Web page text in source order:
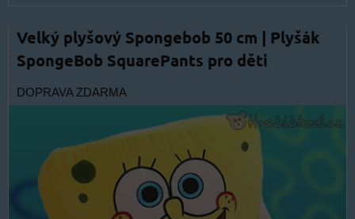
Velký plyšový Spongebob 50 cm | Plyšák
SpongeBob SquarePants pro děti
DOPRAVA ZDARMA